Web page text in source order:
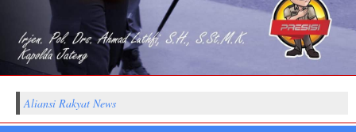
Aliansi Rakyat News